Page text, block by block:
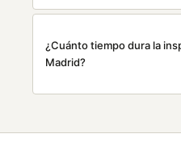
¿Cuánto tiempo dura la
Madrid?